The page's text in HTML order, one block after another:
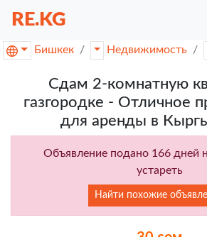
RE.KG
Бишкек Недвижимость
Сдам 2-комнатную
газгородке - Отличное
для аренды в
Объявление подано 166 дней
устареть
Найти похожие